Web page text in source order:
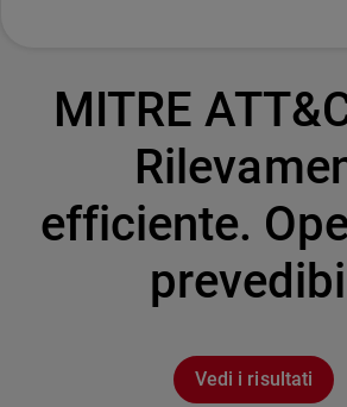
MITRE
efficiente.
Vedi i risultati